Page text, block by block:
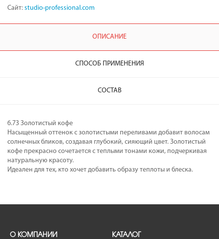
Сайт: studio-professional.com
ОПИСАНИЕ
СПОСОБ ПРИМЕНЕНИЯ
СОСТАВ
6.73 Золотистый кофе
Насыщенный оттенок с золотистыми переливами добавит волосам
солнечных бликов, создавая глубокий, сияющий цвет. Золотистый
кофе прекрасно сочетается с теплыми тонами кожи, подчеркивая
натуральную красоту.
Идеален для тех, кто хочет добавить образу теплоты и блеска.
О КОМПАНИИ КАТАЛОГ